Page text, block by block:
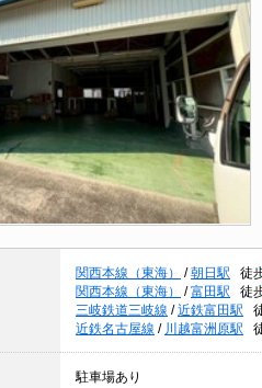
関西本線（東海） / 朝日駅 徒
関西本線（東海）
/ 富田駅 徒
三岐鉄道三岐線 / 近鉄富田駅
近鉄名古屋線 / 川越富洲原駅
駐車場あり